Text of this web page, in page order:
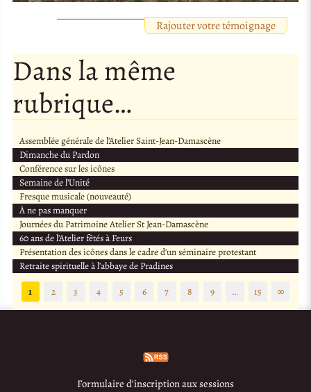
Rajouter votre témoignage
Dans la même
rubrique…
Assemblée générale de l’Atelier Saint-Jean-Damascène
Dimanche du Pardon
Conférence sur les icônes
Semaine de l’Unité
Fresque musicale (nouveauté)
À ne pas manquer
Journées du Patrimoine Atelier St Jean-Damascène
60 ans de l’Atelier fêtés à Feurs
Présentation des icônes dans le cadre d’un séminaire protestant
Retraite spirituelle à l’abbaye de Pradines
1
2 3 4 5 6 7 8 9 … 15 ∞
Formulaire d’inscription aux sessions